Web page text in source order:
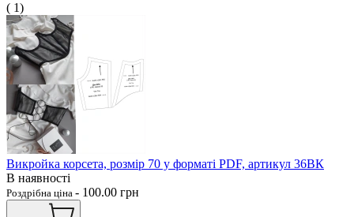
( 1)
Викройка корсета, розмір 70 у форматі PDF, артикул 36ВК
В наявності
Роздрібна ціна - 100.00 грн